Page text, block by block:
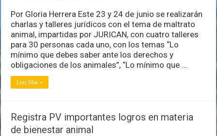
realizarán
charlas
y
talleres
jurídicos
con
el
tema
Por Gloria Herrera Este 23 y 24 de junio se realizarán
charlas y talleres jurídicos con el tema de maltrato
animal, impartidas por JURICAN, con cuatro talleres
para 30 personas cada uno, con los temas “Lo
mínimo que debes saber ante los derechos y
obligaciones de los animales”, “Lo mínimo que …
Leer Mas »
Registra PV importantes logros en materia
de bienestar animal